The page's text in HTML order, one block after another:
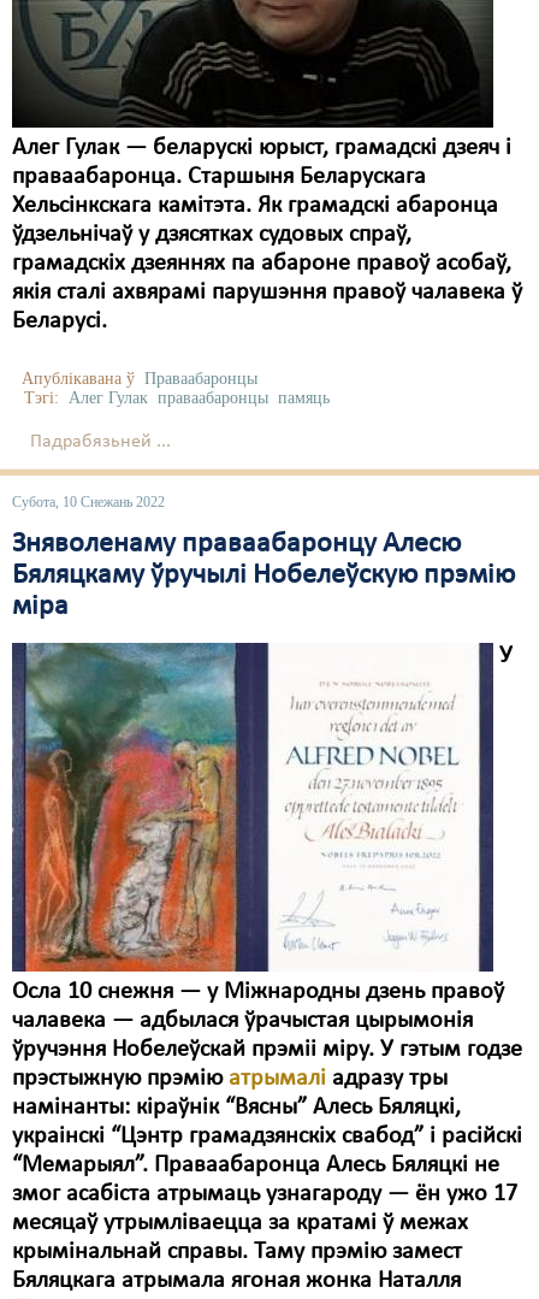
Алег Гулак — беларускі юрыст, грамадскі дзеяч і
праваабаронца. Старшыня Беларускага
Хельсінкскага камітэта. Як грамадскі абаронца
ўдзельнічаў у дзясятках судовых спраў,
грамадскіх дзеяннях па абароне правоў асобаў,
якія сталі ахвярамі парушэння правоў чалавека ў
Беларусі.
Апублікавана ў Праваабаронцы
Тэгі: Алег Гулак праваабаронцы памяць
Падрабязьней ...
Субота, 10 Снежань 2022
Зняволенаму праваабаронцу Алесю
Бяляцкаму ўручылі Нобелеўскую прэмію
міра
У
Осла 10 снежня — у Міжнародны дзень правоў
чалавека — адбылася ўрачыстая цырымонія
ўручэння Нобелеўскай прэміі міру. У гэтым годзе
прэстыжную прэмію атрымалі адразу тры
намінанты: кіраўнік “Вясны” Алесь Бяляцкі,
украінскі “Цэнтр грамадзянскіх свабод” і расійскі
“Мемарыял”. Праваабаронца Алесь Бяляцкі не
змог асабіста атрымаць узнагароду — ён ужо 17
месяцаў утрымліваецца за кратамі ў межах
крымінальнай справы. Таму прэмію замест
Бяляцкага атрымала ягоная жонка Наталля
КПЧ ААН
Культурныя правы
ЛПП
Мігранты
Мірныя сходы
Палітвязьні
Правы дзіцяці
Пэнітэнцыярная сыстэма
Рознае
Свабода слова
Суд
Сьмяротнае пакараньне
Экалёгія
Правы працоўных
Сацыяльныя правы